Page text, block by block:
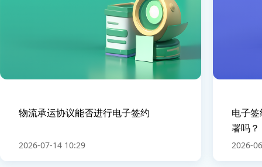
物流承运协议能否进行电子签约
2026-07-14 10:29
电子
署吗？
2026-